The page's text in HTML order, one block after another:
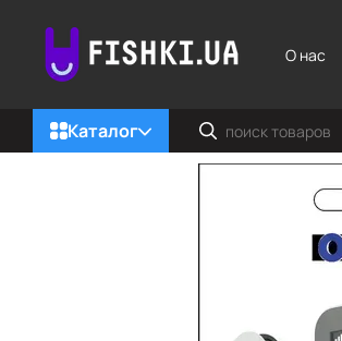
О нас
Каталог